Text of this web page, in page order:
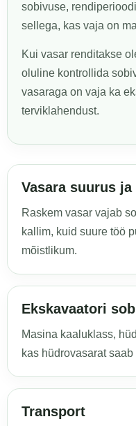
sobivuse,
sellega, kas vaja on
Kui vasar renditakse
oluline kontrollida
vasaraga on vaja ka
terviklahendust.
Vasara suurus
Raskem vasar vajab
kallim, kuid suure töö
mõistlikum.
Ekskavaatori
Masina kaaluklass,
kas hüdrovasarat saab
Transport